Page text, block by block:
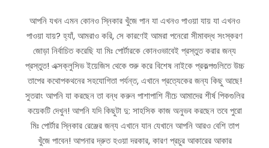
আপনি যখন এমন কোনও স্নিকার খুঁজে পান যা এখনও পাওয়া যায় যা এখনও
পাওয়া যায়? হ্যাঁ, আমরাও করি, সে কারণেই আমরা পনেরো সীমাবদ্ধ সংস্করণ
জোড়া নির্বাচিত করেছি যা মিঃ পোর্টারকে কোনওভাবেই প্রস্তুত করার জন্য
প্রস্তুত! এক্সক্লুসিভ ইয়েজিস থেকে শুরু করে বিশেষ নাইকে প্রকল্পগুলিতে উচ্চ
তাপের কথোপকথনের সহযোগিতা পর্যন্ত, এখানে প্রত্যেকের জন্য কিছু আছে!
সুতরাং আপনি যা করছেন তা বন্ধ করুন পাশাপাশি নীচে আমাদের শীর্ষ পিকগুলির
কয়েকটি দেখুন! আপনি যদি কিছুটা দু: সাহসিক কাজ অনুভব করছেন তবে পুরো
মিঃ পোর্টার স্নিকার রেঞ্জের জন্য এখানে যান যেখানে আপনি আরও বেশি তাপ
খুঁজে পাবেন! আপনার দ্রুত হওয়া দরকার, কারণ প্রচুর আকারের আকার